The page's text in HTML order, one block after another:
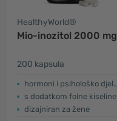
HealthyWorld®
Mio-inozitol 2000 mg
200 kapsula
hormoni i psihološko djelovanje
s dodatkom folne kiseline i vitamina B6
dizajniran za žene